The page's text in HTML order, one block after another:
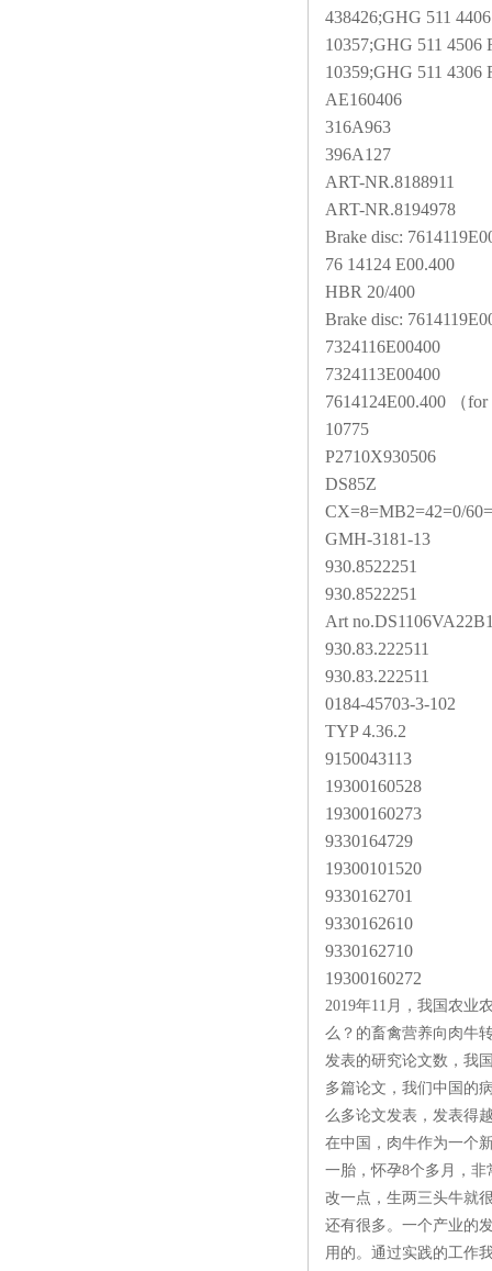
438426;GHG 511
10357;GHG 511 4506
10359;GHG 511 4306
AE160406
316A963
396A127
ART-NR.8188911
ART-NR.8194978
Brake disc:
76 14124 E00.400
HBR 20/400
Brake disc:
7324116E00400
7324113E00400
7614124E00.400
（
10775
P2710X930506
DS85Z
CX=8=MB2=42=0/
GMH-3181-13
930.8522251
930.8522251
Art
930.83.222511
930.83.222511
0184-45703-3-102
TYP 4.36.2
9150043113
19300160528
19300160273
9330164729
19300101520
9330162701
9330162610
9330162710
19300160272
2019年11月，我国农业
么？的畜禽营养向肉牛
发表的研究论文数，我
多篇论文，我们中国的
么多论文发表，发表得
在中国，肉牛作为一个
一胎，怀孕8个多月，
改一点，生两三头牛就
还有很多。一个产业的
用的。通过实践的工作